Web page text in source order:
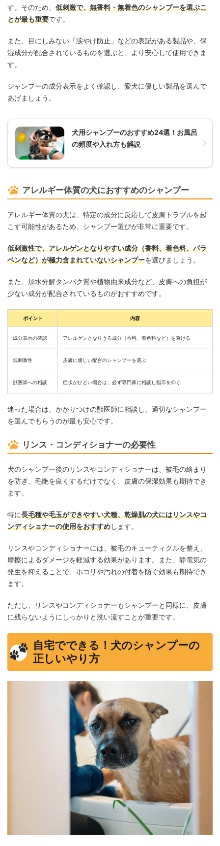
す。そのため、 低刺激で、無香料・無着色のシャンプーを選ぶこ
とが最も重要です。
また、目にしみない「涙やけ防止」などの表記がある製品や、保
湿成分が配合されているものを選ぶと、より安心して使用できま
す。
シャンプーの成分表示をよく確認し、愛犬に優しい製品を選んで
あげましょう。
犬用シャンプーのおすすめ24選！お風呂
の頻度や入れ方も解説
アレルギー体質の犬におすすめのシャンプー
アレルギー体質の犬は、特定の成分に反応して皮膚トラブルを起
こす可能性があるため、シャンプー選びが非常に重要です。
低刺激性で、アレルゲンとなりやすい成分（香料、着色料、パラ
ベンなど）が極力含まれていないシャンプーを選びましょう。
また、加水分解タンパク質や植物由来成分など、皮膚への負担が
少ない成分が配合されているものがおすすめです。
ポイント 内容
成分表示の確認 アレルゲンとなりうる成分（香料、着色料など）を避ける
低刺激性 皮膚に優しい配合のシャンプーを選ぶ
獣医師への相談 症状がひどい場合は、必ず専門家に相談し指示を仰ぐ
迷った場合は、かかりつけの獣医師に相談し、適切なシャンプー
を選んでもらうのが最も安心です。
リンス・コンディショナーの必要性
犬のシャンプー後のリンスやコンディショナーは、被毛の絡まり
を防ぎ、毛艶を良くするだけでなく、皮膚の保湿効果も期待でき
ます。
特に長毛種や毛玉ができやすい犬種、乾燥肌の犬にはリンスやコ
ンディショナーの使用をおすすめします。
リンスやコンディショナーには、被毛のキューティクルを整え、
摩擦によるダメージを軽減する効果があります。また、静電気の
発生を抑えることで、ホコリや汚れの付着を防ぐ効果も期待でき
ます。
ただし、リンスやコンディショナーもシャンプーと同様に、皮膚
に残らないようにしっかりと洗い流すことが重要です。
自宅でできる！犬のシャンプーの
正しいやり方